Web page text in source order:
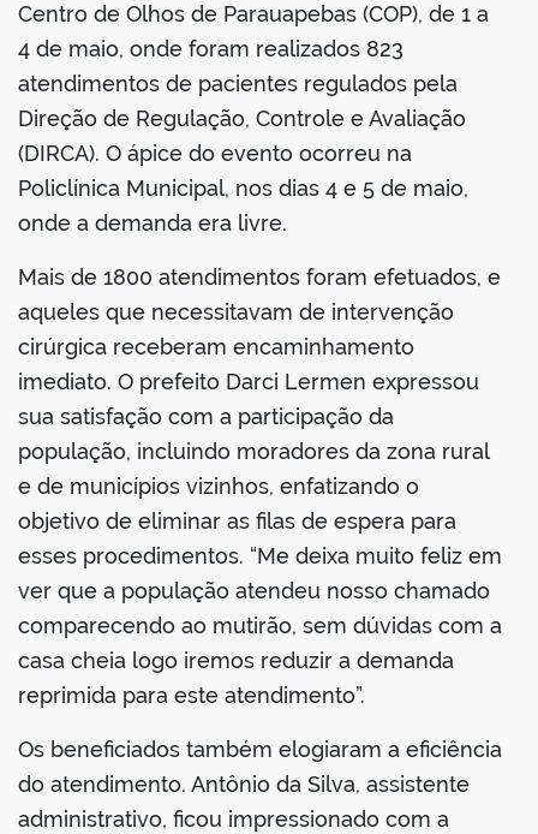
Centro de Olhos de Parauapebas (COP), de 1 a
4 de maio, onde foram realizados 823
atendimentos de pacientes regulados pela
Direção de Regulação, Controle e Avaliação
(DIRCA). O ápice do evento ocorreu na
Policlínica Municipal, nos dias 4 e 5 de maio,
onde a demanda era livre.
Mais de 1800 atendimentos foram efetuados, e
aqueles que necessitavam de intervenção
cirúrgica receberam encaminhamento
imediato. O prefeito Darci Lermen expressou
sua satisfação com a participação da
população, incluindo moradores da zona rural
e de municípios vizinhos, enfatizando o
objetivo de eliminar as filas de espera para
esses procedimentos. “Me deixa muito feliz em
ver que a população atendeu nosso chamado
comparecendo ao mutirão, sem dúvidas com a
casa cheia logo iremos reduzir a demanda
reprimida para este atendimento”.
Os beneficiados também elogiaram a eficiência
do atendimento. Antônio da Silva, assistente
administrativo, ficou impressionado com a